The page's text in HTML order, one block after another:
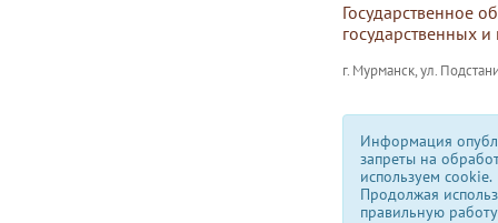
Государственное
государственных
г. Мурманск, ул.
Информация
запреты на
используем сookie.
Продолжая
правильную